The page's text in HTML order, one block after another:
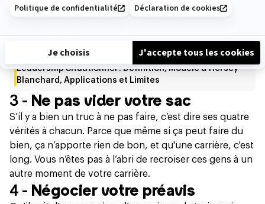
qui sait, il pourra même vous donner des conseils et
étape de votre carrière.
LA RÉDACTION VOUS CONSEILLE
Leadership Situationnel : Définition, Modèle d'Hersey-
Blanchard, Applications et Limites
3 - Ne pas vider votre sac
S’il y a bien un truc à ne pas faire, c’est dire ses quatre
vérités à chacun. Parce que même si ça peut faire du
bien, ça n’apporte rien de bon, et qu'une carrière, c'est
long. Vous n’êtes pas à l’abri de recroiser ces gens à un
autre moment de votre carrière.
4 - Négocier votre préavis